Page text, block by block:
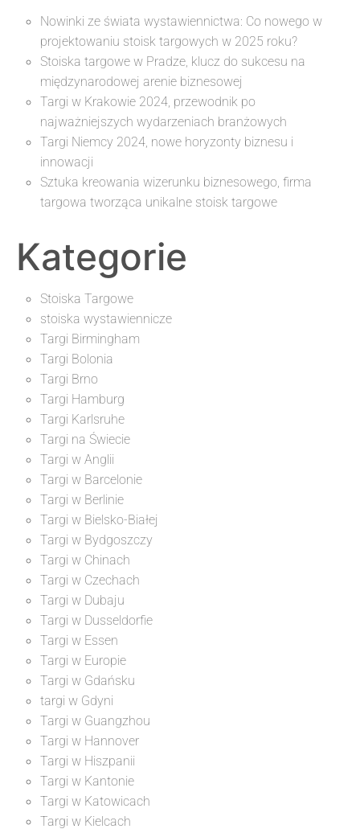
Nowinki ze świata wystawiennictwa: Co nowego w
projektowaniu stoisk targowych w 2025 roku?
Stoiska targowe w Pradze, klucz do sukcesu na
międzynarodowej arenie biznesowej
Targi w Krakowie 2024, przewodnik po
najważniejszych wydarzeniach branżowych
Targi Niemcy 2024, nowe horyzonty biznesu i
innowacji
Sztuka kreowania wizerunku biznesowego, firma
targowa tworząca unikalne stoisk targowe
Kategorie
Stoiska Targowe
stoiska wystawiennicze
Targi Birmingham
Targi Bolonia
Targi Brno
Targi Hamburg
Targi Karlsruhe
Targi na Świecie
Targi w Anglii
Targi w Barcelonie
Targi w Berlinie
Targi w Bielsko-Białej
Targi w Bydgoszczy
Targi w Chinach
Targi w Czechach
Targi w Dubaju
Targi w Dusseldorfie
Targi w Essen
Targi w Europie
Targi w Gdańsku
targi w Gdyni
Targi w Guangzhou
Targi w Hannover
Targi w Hiszpanii
Targi w Kantonie
Targi w Katowicach
Targi w Kielcach